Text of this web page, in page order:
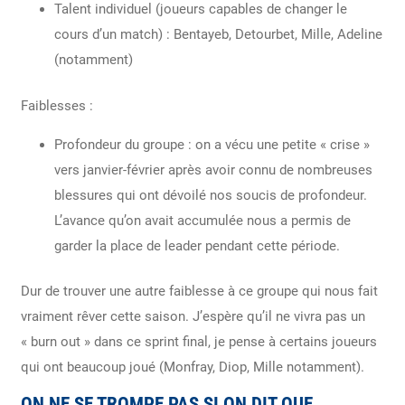
Talent individuel (joueurs capables de changer le
cours d’un match) : Bentayeb, Detourbet, Mille, Adeline
(notamment)
Faiblesses :
Profondeur du groupe : on a vécu une petite « crise »
vers janvier-février après avoir connu de nombreuses
blessures qui ont dévoilé nos soucis de profondeur.
L’avance qu’on avait accumulée nous a permis de
garder la place de leader pendant cette période.
Dur de trouver une autre faiblesse à ce groupe qui nous fait
vraiment rêver cette saison. J’espère qu’il ne vivra pas un
« burn out » dans ce sprint final, je pense à certains joueurs
qui ont beaucoup joué (Monfray, Diop, Mille notamment).